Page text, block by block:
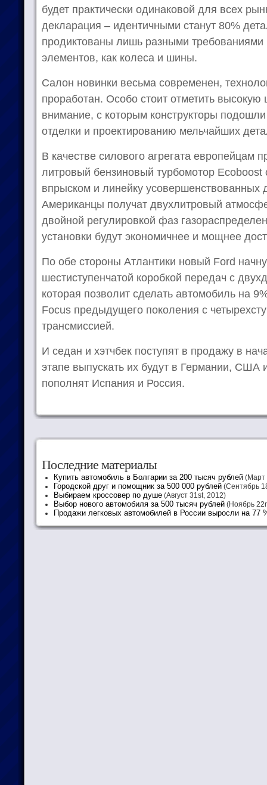
будет практически одинаковой для всех
декларация – идентичными станут 80%
продиктованы лишь разными требованиями
элементов, как колеса и шины.
Салон новинки весьма современен,
проработан. Особо стоит отметить высокую
внимание, с которым конструкторы
отделки и проектированию мельчайших
В качестве силового агрегата европейцам
литровый бензиновый турбомотор
впрыском и линейку усовершенствованных
Американцы получат двухлитровый
двойной регулировкой фаз
установки будут экономичнее и мощнее
По обе стороны Атлантики новый Ford
шестиступенчатой коробкой передач с
которая позволит сделать автомобиль на
Focus предыдущего поколения с
трансмиссией.
И седан и хэтчбек поступят в продажу в
этапе выпускать их будут в Германии, США
пополнят Испания и Россия.
Последние материалы
Купить автомобиль в Болгарии за 200 тысяч рублей (Март
Городской друг и помощник за 500 000 рублей (Сентябрь
Выбираем кроссовер по душе (Август 31st, 2012)
Выбор нового автомобиля за 500 тысяч рублей (Ноябрь
Продажи легковых автомобилей в России выросли на 77